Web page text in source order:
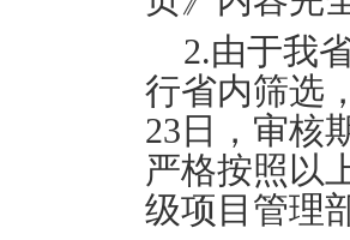
2.由于我
行省内筛选
23日，审核
严格按照以
级项目管理